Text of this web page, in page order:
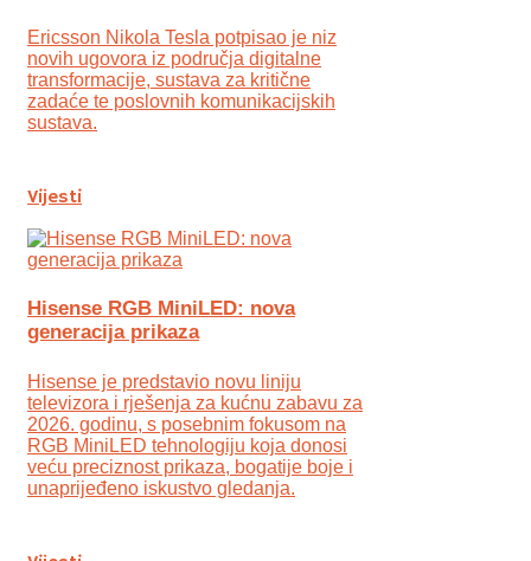
Ericsson Nikola Tesla potpisao je niz
novih ugovora iz područja digitalne
transformacije, sustava za kritične
zadaće te poslovnih komunikacijskih
sustava.
Vijesti
Hisense RGB MiniLED: nova
generacija prikaza
Hisense je predstavio novu liniju
televizora i rješenja za kućnu zabavu za
2026. godinu, s posebnim fokusom na
RGB MiniLED tehnologiju koja donosi
veću preciznost prikaza, bogatije boje i
unaprijeđeno iskustvo gledanja.